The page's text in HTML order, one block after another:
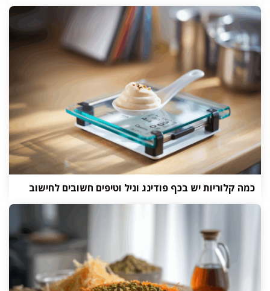
כמה קלוריות יש בכף פודינג וניל וטיפים חשובים לחישוב